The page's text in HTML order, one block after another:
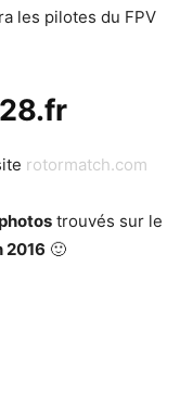
les pilotes du FPV
rotormatch.com
trouvés sur le
2016 🙂